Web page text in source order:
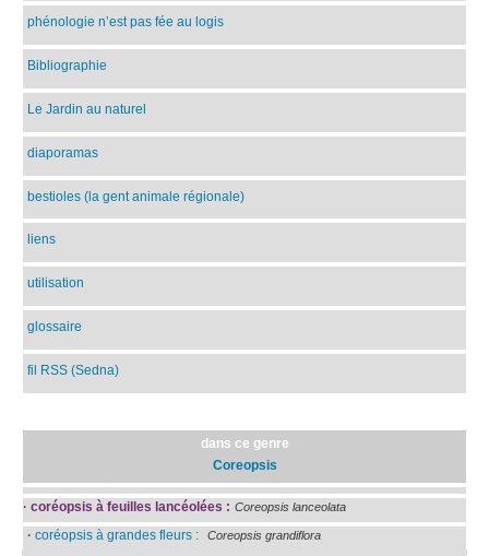
phénologie n’est pas fée au logis
Bibliographie
Le Jardin au naturel
diaporamas
bestioles (la gent animale régionale)
liens
utilisation
glossaire
fil RSS (Sedna)
dans ce genre
Coreopsis
· coréopsis à feuilles lancéolées : Coreopsis lanceolata
· coréopsis à grandes fleurs : Coreopsis grandiflora